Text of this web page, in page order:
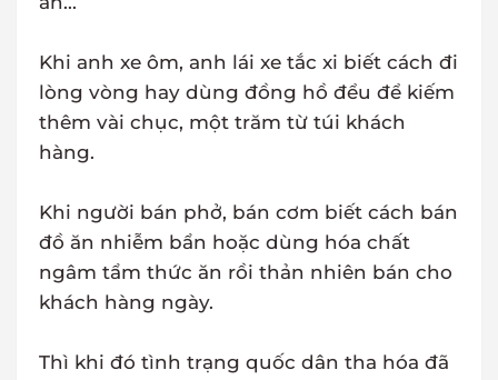
Khi anh xe ôm, anh lái xe tắc xi biết cách đi
lòng vòng hay dùng đồng hồ đểu để kiếm
thêm vài chục, một trăm từ túi khách
hàng.
Khi người bán phở, bán cơm biết cách bán
đồ ăn nhiễm bẩn hoặc dùng hóa chất
ngâm tẩm thức ăn rồi thản nhiên bán cho
khách hàng ngày.
Thì khi đó tình trạng quốc dân tha hóa đã